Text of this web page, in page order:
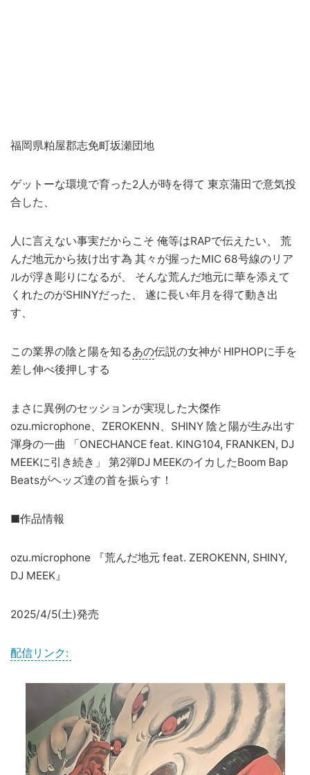
福岡県粕屋郡志免町坂瀬団地
ゲットーな環境で育った2人が時を得て 東京蒲田で意気投
合した、
人に言えない事実だからこそ 俺等はRAPで伝えたい、 荒
んだ地元から抜け出す為 其々が握ったMIC 68号線のリア
ルが浮き彫りになるが、 そんな荒んだ地元に華を添えて
くれたのがSHINYだった、 遂に長い年月を得て動き出
す、
この業界の陰と陽を知るあの伝説の女神が HIPHOPに手を
差し伸べ後押しする
まさに異例のセッションが実現した大傑作
ozu.microphone、ZEROKENN、SHINY 陰と陽が生み出す
渾身の一曲 「ONECHANCE feat. KING104, FRANKEN, DJ
MEEKに引き続き」 第2弾DJ MEEKのイカしたBoom Bap
Beatsがヘッズ達の首を振らす！
■作品情報
ozu.microphone 『荒んだ地元 feat. ZEROKENN, SHINY,
DJ MEEK』
2025/4/5(土)発売
配信リンク: